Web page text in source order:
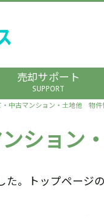
売却サポート
SUPPORT
・中古マンション・土地他 物件
ション
。トップページ